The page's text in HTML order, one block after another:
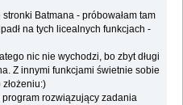
Batmana - próbowałam tam
na tych licealnych funkcjach -
nic nie wychodzi, bo zbyt długi
Z innymi funkcjami świetnie sobie
rozwiązujący zadania